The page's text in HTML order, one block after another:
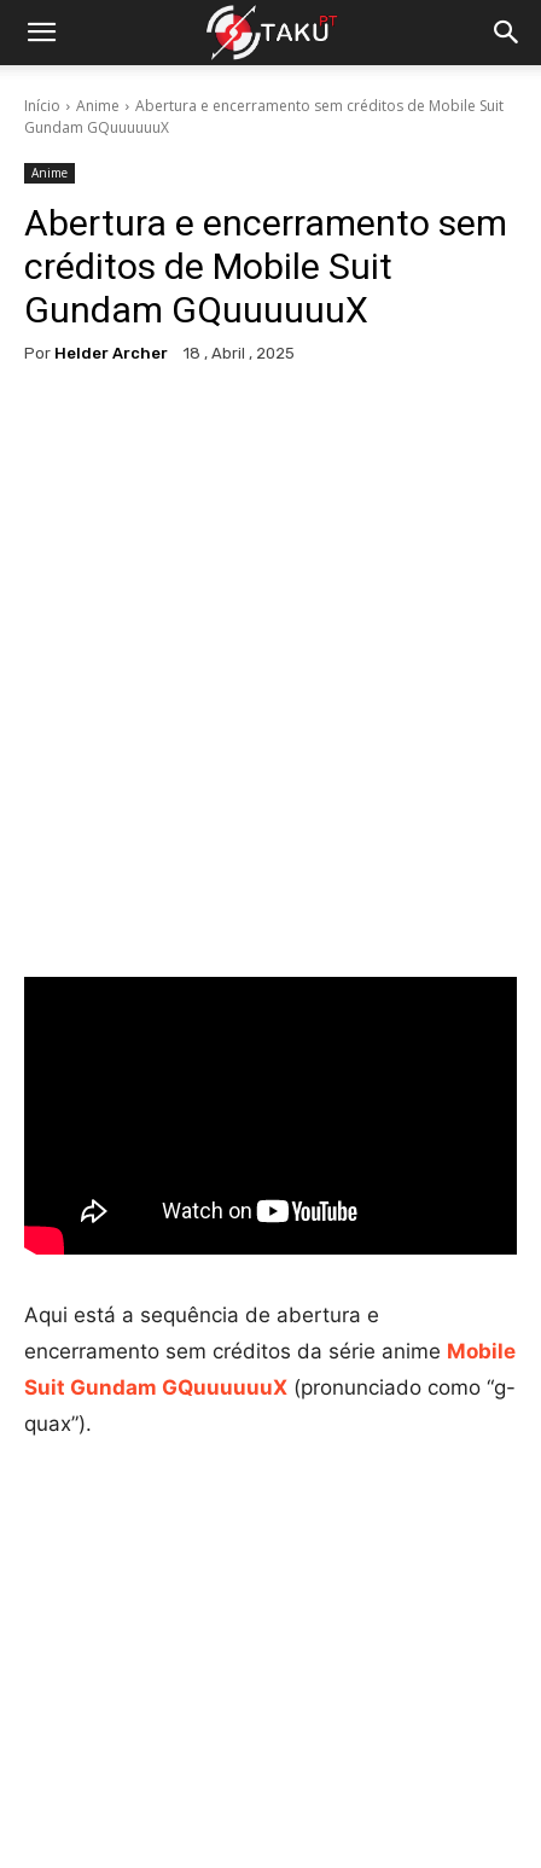
Início Anime
Abertura e encerramento sem créditos de Mobile Suit
Gundam GQuuuuuuX
Anime
Abertura e encerramento sem
créditos de Mobile Suit
Gundam GQuuuuuuX
Por Helder Archer 18 , Abril , 2025
Aqui está a sequência de abertura e
encerramento sem créditos da série anime Mobile
Suit Gundam GQuuuuuuX (pronunciado como “g-
quax”).